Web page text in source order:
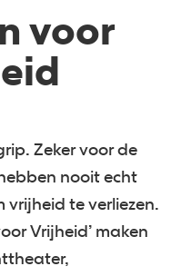
voor
Zeker voor de
nooit echt
vrijheid te verliezen.
Vrijheid’ maken